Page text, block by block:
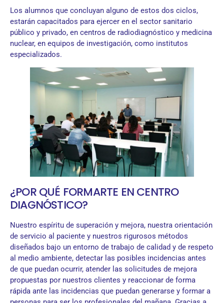
Los alumnos que concluyan alguno de estos dos ciclos,
estarán capacitados para ejercer en el sector sanitario
público y privado, en centros de radiodiagnóstico y medicina
nuclear, en equipos de investigación, como institutos
especializados.
¿POR QUÉ FORMARTE EN CENTRO
DIAGNÓSTICO?
Nuestro espíritu de superación y mejora, nuestra orientación
de servicio al paciente y nuestros rigurosos métodos
diseñados bajo un entorno de trabajo de calidad y de respeto
al medio ambiente, detectar las posibles incidencias antes
de que puedan ocurrir, atender las solicitudes de mejora
propuestas por nuestros clientes y reaccionar de forma
rápida ante las incidencias que puedan generarse y formar a